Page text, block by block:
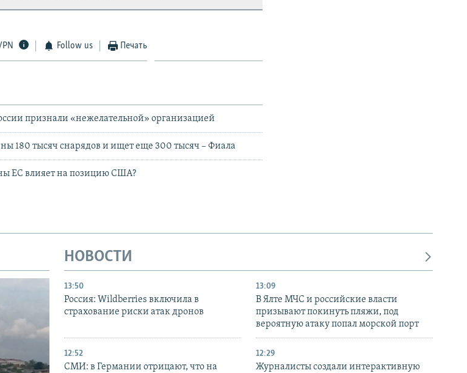
Follow us Печать
признали «нежелательной» организацией
180 тысяч снарядов и ищет еще 300 тысяч – Фиала
ЕС влияет на позицию США?
НОВОСТИ
13:50
Россия: Wildberries включила в
страхование риски атак дронов
13:09
В Ялте МЧС и российские власти
призывают покинуть пляжи, под
вероятную атаку попал морской порт
12:52
СМИ: в Германии отрицают, что на
12:29
Журналисты создали интерактивную